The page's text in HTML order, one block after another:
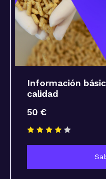
Información
calidad
50 €